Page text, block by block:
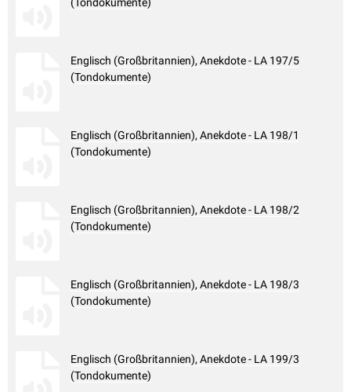
Englisch (Großbritannien), Anekdote - LA 197/5
(Tondokumente)
Englisch (Großbritannien), Anekdote - LA 198/1
(Tondokumente)
Englisch (Großbritannien), Anekdote - LA 198/2
(Tondokumente)
Englisch (Großbritannien), Anekdote - LA 198/3
(Tondokumente)
Englisch (Großbritannien), Anekdote - LA 199/3
(Tondokumente)